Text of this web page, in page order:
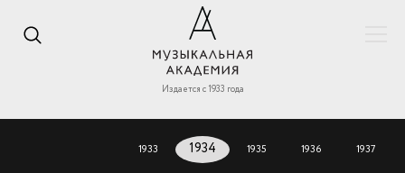
Издается с 1933 года
1933 1934 1935 1936 1937